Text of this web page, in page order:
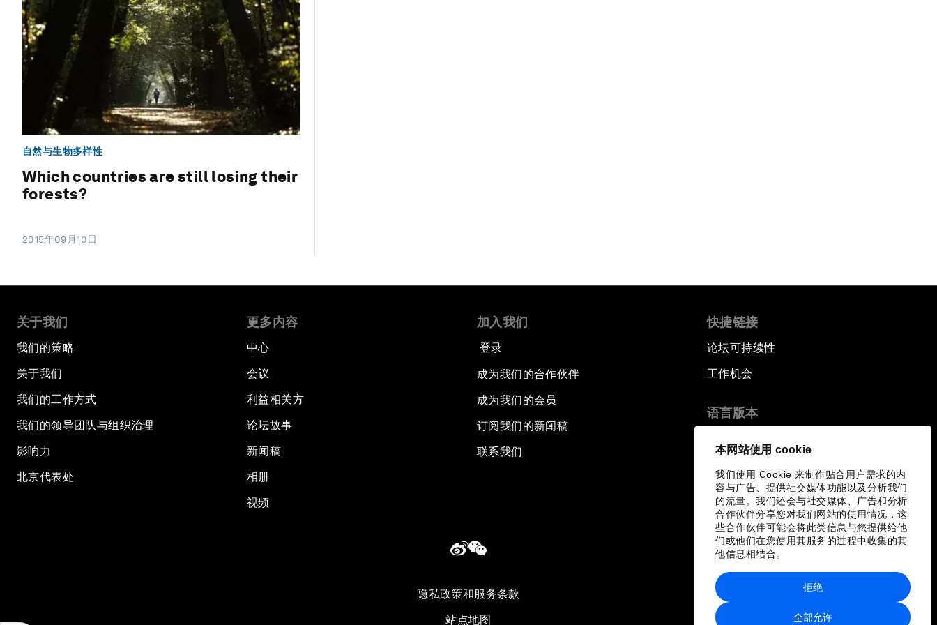
本网站使用 cookie
我们使用 Cookie 来制作贴合用户需求的内
容与广告、提供社交媒体功能以及分析我们
的流量。我们还会与社交媒体、广告和分析
合作伙伴分享您对我们网站的使用情况，这
些合作伙伴可能会将此类信息与您提供给他
们或他们在您使用其服务的过程中收集的其
他信息相结合。
全部允许
拒绝
自然与生物多样性
Which countries are still losing their
forests?
2015年09月10日
关于我们
我们的策略
关于我们
我们的工作方式
我们的领导团队与组织治理
影响力
北京代表处
更多内容
中心
会议
利益相关方
论坛故事
新闻稿
相册
视频
加入我们
登录
成为我们的合作伙伴
成为我们的会员
订阅我们的新闻稿
联系我们
快捷链接
论坛可持续性
工作机会
语言版本
隐私政策和服务条款
站点地图